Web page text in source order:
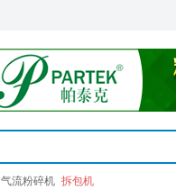
气流粉碎机 拆包机